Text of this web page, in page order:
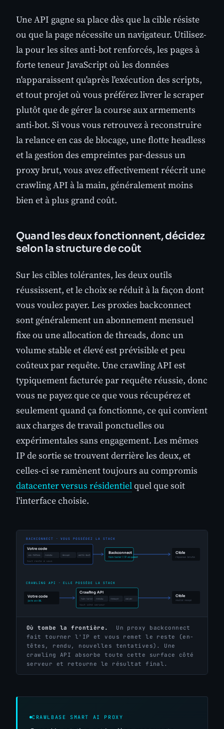
Une API gagne sa place dès que la cible résiste
ou que la page nécessite un navigateur. Utilisez-
la pour les sites anti-bot renforcés, les pages à
forte teneur JavaScript où les données
n'apparaissent qu'après l'exécution des scripts,
et tout projet où vous préférez livrer le scraper
plutôt que de gérer la course aux armements
anti-bot. Si vous vous retrouvez à reconstruire
la relance en cas de blocage, une flotte headless
et la gestion des empreintes par-dessus un
proxy brut, vous avez effectivement réécrit une
crawling API à la main, généralement moins
bien et à plus grand coût.
Quand les deux fonctionnent, décidez
selon la structure de coût
Sur les cibles tolérantes, les deux outils
réussissent, et le choix se réduit à la façon dont
vous voulez payer. Les proxies backconnect
sont généralement un abonnement mensuel
fixe ou une allocation de threads, donc un
volume stable et élevé est prévisible et peu
coûteux par requête. Une crawling API est
typiquement facturée par requête réussie, donc
vous ne payez que ce que vous récupérez et
seulement quand ça fonctionne, ce qui convient
aux charges de travail ponctuelles ou
expérimentales sans engagement. Les mêmes
IP de sortie se trouvent derrière les deux, et
celles-ci se ramènent toujours au compromis
datacenter versus résidentielquel que soit
l'interface choisie.
Où tombe la frontière.
Un proxy backconnect
fait tourner l'IP et vous remet le reste (en-
têtes, rendu, nouvelles tentatives). Une
crawling API absorbe toute cette surface côté
serveur et retourne le résultat final.
CRAWLBASE SMART AI PROXY